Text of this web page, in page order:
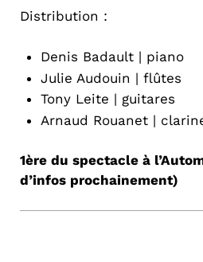
Distribution :
Denis Badault | piano
Julie Audouin | flûtes
Tony Leite | guitares
Arnaud Rouanet |
1ère du spectacle à
d’infos prochainement)